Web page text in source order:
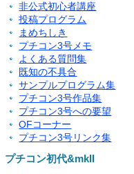
非公式初心者講座
投稿プログラム
まめちしき
プチコン3号メモ
よくある質問集
既知の不具合
サンプルプログラム集
プチコン3号作品集
プチコン3号への要望
OFコーナー
プチコン3号リンク集
プチコン初代&mkII